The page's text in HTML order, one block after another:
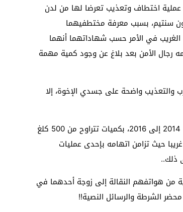
اختطاف وتعذيب تعرضا لها من لدن
سنتيم، بسبب معرفة مختطفيهما
في الأمر حسب شهاداتهما أنهما
رجال الأمن بعد بلاغ عن وجود كمية مهمة
والتعذيب واضحة على جسدي الإخوة، إلا
ويتابع الشابين بالقيام بست عمليات تهريب للمخدرات من 2014 إلى 2016، بكميات تتراوح من 500 كلغ
حيث تزامن اتهامه بإحدى عمليات
ذلك..
من هواتفهم النقالة إلى زوجة أحدهما في
الشرطة والرسائل النصية!!